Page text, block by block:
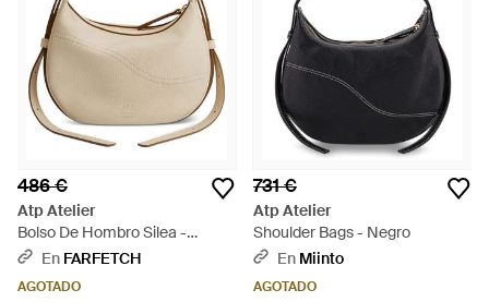
486 €
Atp Atelier
Bolso De Hombro Silea -
Neutro
En FARFETCH
AGOTADO
731 €
Atp Atelier
Shoulder Bags - Negro
En Miinto
AGOTADO